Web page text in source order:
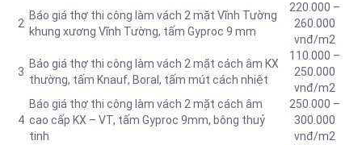
2
Báo giá thợ thi công làm vách 2 mặt Vĩnh Tường
khung xương Vĩnh Tường, tấm Gyproc 9 mm
220.000 –
260.000
vnđ/m2
3
Báo giá thợ thi công làm vách 2 mặt cách âm KX
thường, tấm Knauf, Boral, tấm mút cách nhiệt
110.000 –
250.000
vnđ/m2
4
Báo giá thợ thi công làm vách 2 mặt cách âm
cao cấp KX – VT, tấm Gyproc 9mm, bông thuỷ
tinh
250.000 –
300.000
vnđ/m2